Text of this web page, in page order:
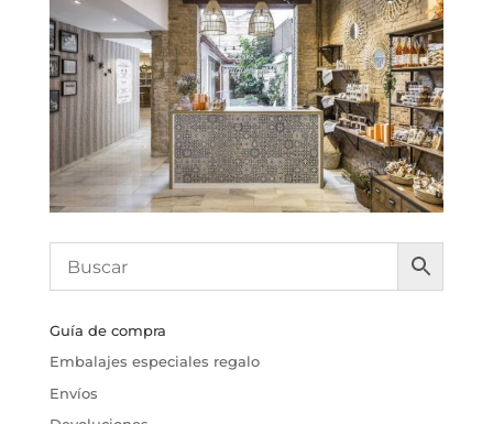
Guía de compra
Embalajes especiales regalo
Envíos